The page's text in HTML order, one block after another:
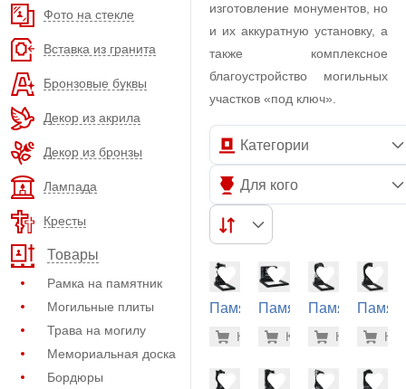
Фото на стекле
Вставка из гранита
Бронзовые буквы
Декор из акрила
Декор из бронзы
Лампада
Кресты
Товары
Рамка на памятник
Могильные плиты
Трава на могилу
Мемориальная доска
Бордюры
изготовление монументов, но
и их аккуратную установку, а
также комплексное
благоустройство могильных
участков «под ключ».
Категории
Для кого
Памятник
могилу
-7% 38.200
Купить
Памятник
могилу
-7%
Купить
Памятник
могилу
-
Купитьмогилу